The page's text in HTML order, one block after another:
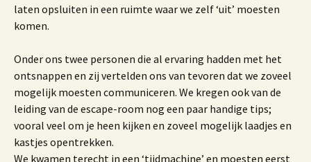
laten opsluiten in een ruimte waar we zelf ‘uit’ moesten
komen.
Onder ons twee personen die al ervaring hadden met het
ontsnappen en zij vertelden ons van tevoren dat we zoveel
mogelijk moesten communiceren. We kregen ook van de
leiding van de escape-room nog een paar handige tips;
vooral veel om je heen kijken en zoveel mogelijk laadjes en
kastjes opentrekken.
We kwamen terecht in een ‘tijdmachine’ en moesten eerst